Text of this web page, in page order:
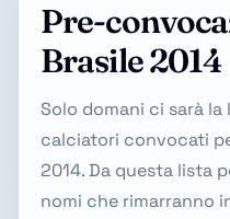
Pre-
Brasile 2014
Solo domani ci sarà
calciatori convocati
2014. Da questa lista
nomi che rimarranno